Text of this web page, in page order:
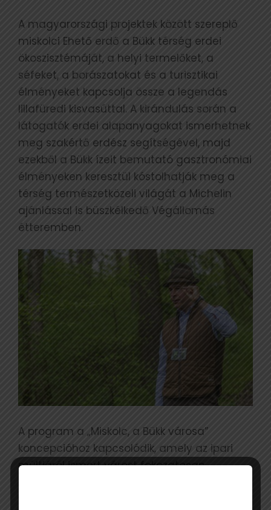
A magyarországi projektek között szereplő
miskolci Ehető erdő a Bükk térség erdei
ökoszisztémáját, a helyi termelőket, a
séfeket, a borászatokat és a turisztikai
élményeket kapcsolja össze a legendás
lillafüredi kisvasúttal. A kirándulás során a
látogatók erdei alapanyagokat ismerhetnek
meg szakértő erdész segítségével, majd
ezekből a Bükk ízeit bemutató gasztronómiai
élményeken keresztül kóstolhatják meg a
térség természetközeli világát a Michelin
ajánlással is büszkélkedő Végállomás
étteremben.
A program a „Miskolc, a Bükk városa”
koncepcióhoz kapcsolódik, amely az ipari
múltjáról ismert várost fokozatosan